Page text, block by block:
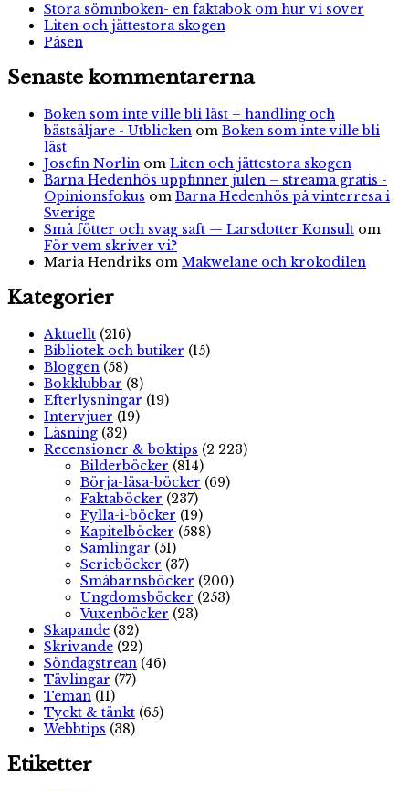
Stora sömnboken- en faktabok om hur vi sover
Liten och jättestora skogen
Påsen
Senaste kommentarerna
Boken som inte ville bli läst – handling och
bästsäljare - Utblicken om Boken som inte ville bli
läst
Josefin Norlin om Liten och jättestora skogen
Barna Hedenhös uppfinner julen – streama gratis -
Opinionsfokus om Barna Hedenhös på vinterresa i
Sverige
Små fötter och svag saft — Larsdotter Konsult om
För vem skriver vi?
Maria Hendriks om Makwelane och krokodilen
Kategorier
Aktuellt (216)
Bibliotek och butiker (15)
Bloggen (58)
Bokklubbar (8)
Efterlysningar (19)
Intervjuer (19)
Läsning (32)
Recensioner & boktips (2 223)
Bilderböcker (814)
Börja-läsa-böcker (69)
Faktaböcker (237)
Fylla-i-böcker (19)
Kapitelböcker (588)
Samlingar (51)
Serieböcker (37)
Småbarnsböcker (200)
Ungdomsböcker (253)
Vuxenböcker (23)
Skapande (32)
Skrivande (22)
Söndagstrean (46)
Tävlingar (77)
Teman (11)
Tyckt & tänkt (65)
Webbtips (38)
Etiketter